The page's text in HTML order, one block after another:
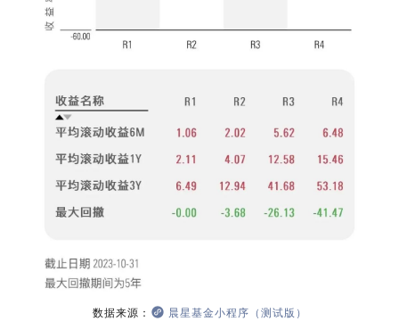
数据来源： 晨星基金小程序（测试版）